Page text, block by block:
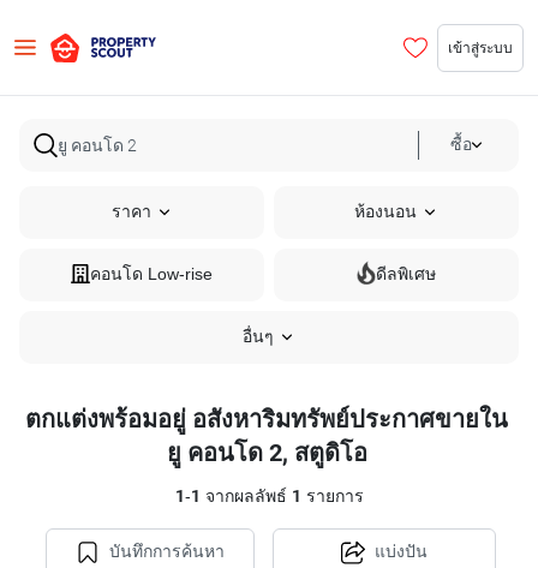
เข้าสู่ระบบ
ซื้อ
ราคา ห้องนอน
คอนโด Low-rise ดีลพิเศษ
อื่นๆ
ตกแต่งพร้อมอยู่ อสังหาริมทรัพย์ประกาศขายใน
ยู คอนโด 2, สตูดิโอ
1-1 จากผลลัพธ์ 1 รายการ
บันทึกการค้นหา แบ่งปัน